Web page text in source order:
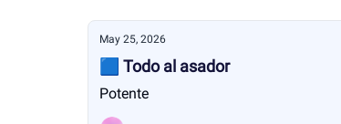
May 25, 2026
🟦 Todo al asador
Potente